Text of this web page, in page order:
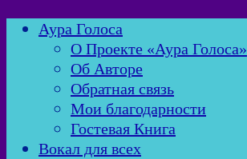
Аура Голоса
О Проекте «Аура Голоса»
Об Авторе
Обратная связь
Мои благодарности
Гостевая Книга
Вокал для всех